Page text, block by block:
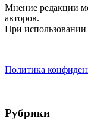
Мнение редакции
авторов.
При использовании
Политика
Рубрики